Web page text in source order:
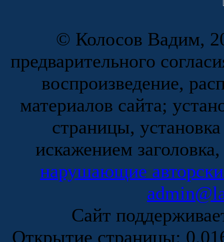
© Колосов Вадим,
предварительного
воспроизведение,
материалов сайта;
страницы,
искажением
нарушающие
Сайт
Открытие страницы: